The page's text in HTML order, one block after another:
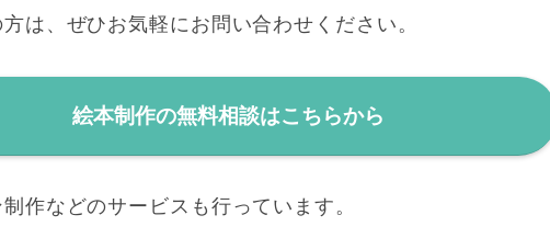
は、ぜひお気軽にお問い合わせください。
絵本制作の無料相談はこちらから
作などのサービスも行っています。